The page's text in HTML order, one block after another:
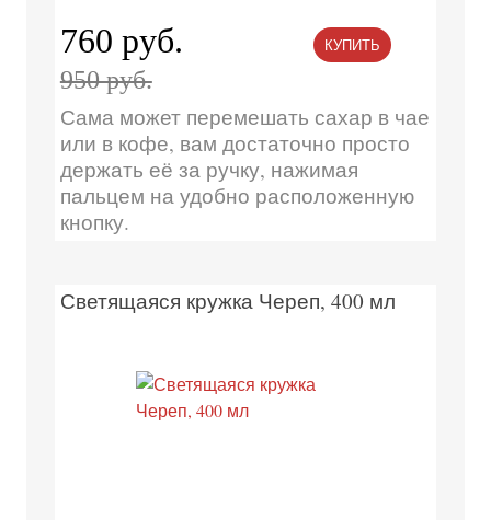
760 руб.
950 руб.
КУПИТЬ
Сама может перемешать сахар в чае
или в кофе, вам достаточно просто
держать её за ручку, нажимая
пальцем на удобно расположенную
кнопку.
Светящаяся кружка Череп, 400 мл